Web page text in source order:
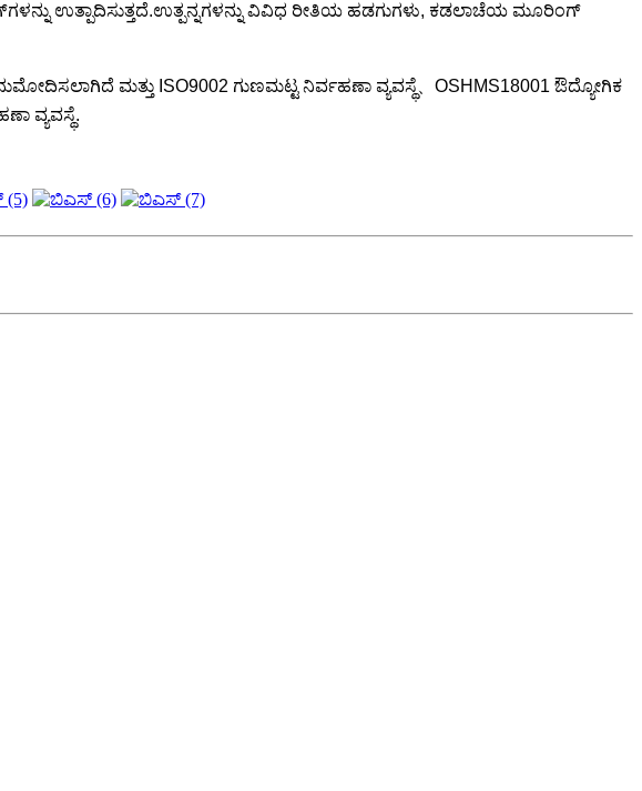
ಉತ್ಪಾದಿಸುತ್ತದೆ.ಉತ್ಪನ್ನಗಳನ್ನು ವಿವಿಧ ರೀತಿಯ ಹಡಗುಗಳು, ಕಡಲಾಚೆಯ ಮೂರಿಂಗ್
ಮತ್ತು ISO9002 ಗುಣಮಟ್ಟ ನಿರ್ವಹಣಾ ವ್ಯವಸ್ಥೆ、OSHMS18001 ಔದ್ಯೋಗಿಕ
ವ್ಯವಸ್ಥೆ.